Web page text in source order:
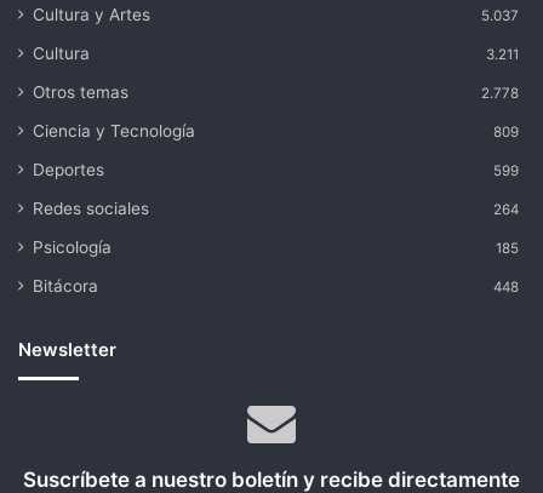
Cultura y Artes 5.037
Cultura 3.211
Otros temas 2.778
Ciencia y Tecnología 809
Deportes 599
Redes sociales 264
Psicología 185
Bitácora 448
Newsletter
Suscríbete a nuestro boletín y recibe directamente